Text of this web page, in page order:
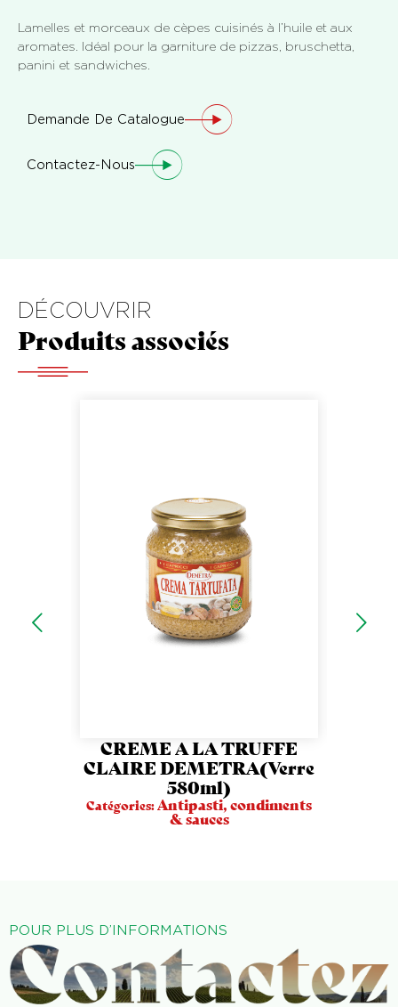
Lamelles et morceaux de cèpes cuisinés à l’huile et aux
aromates. Idéal pour la garniture de pizzas, bruschetta,
panini et sandwiches.
Demande De Catalogue
Contactez-Nous
DÉCOUVRIR
Produits associés
CREME A LA TRUFFE
CLAIRE DEMETRA(Verre
580ml)
Catégories:Antipasti, condiments
& sauces
POUR PLUS D’INFORMATIONS